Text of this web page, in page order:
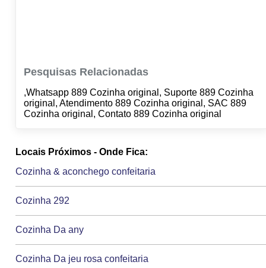
Pesquisas Relacionadas
,Whatsapp 889 Cozinha original, Suporte 889 Cozinha
original, Atendimento 889 Cozinha original, SAC 889
Cozinha original, Contato 889 Cozinha original
Locais Próximos - Onde Fica:
Cozinha & aconchego confeitaria
Cozinha 292
Cozinha Da any
Cozinha Da jeu rosa confeitaria